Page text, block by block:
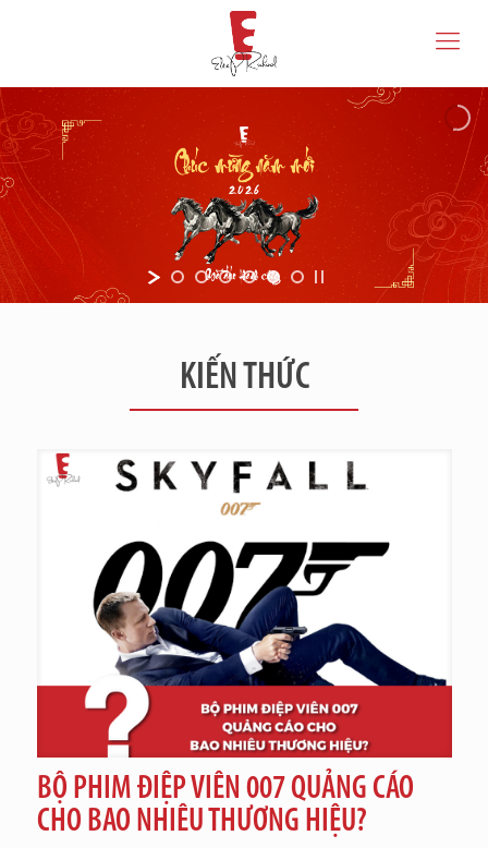
KIẾN THỨC
BỘ PHIM ĐIỆP VIÊN 007 QUẢNG CÁO
CHO BAO NHIÊU THƯƠNG HIỆU?